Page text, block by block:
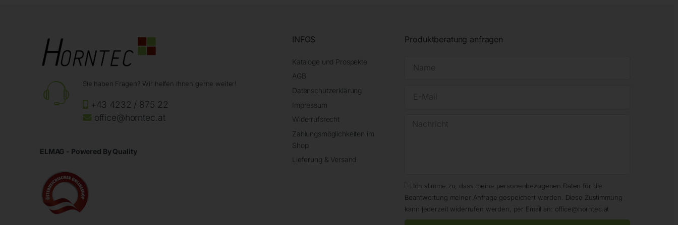
Sie haben Fragen? Wir helfen Ihnen gerne weiter!
+43 4232 / 875 22
office@horntec.at
ELMAG - Powered By Quality
INFOS
Kataloge und Prospekte
AGB
Datenschutzerklärung
Impressum
Widerrufsrecht
Zahlungsmöglichkeiten im
Shop
Lieferung & Versand
Produktberatung anfragen
Ich stimme zu, dass meine personenbezogenen Daten für die
Beantwortung meiner Anfrage gespeichert werden. Diese Zustimmung
kann jederzeit widerrufen werden, per Email an: office@horntec.at